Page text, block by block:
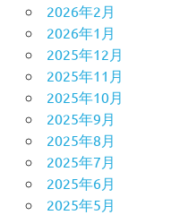
2026年2月
2026年1月
2025年12月
2025年11月
2025年10月
2025年9月
2025年8月
2025年7月
2025年6月
2025年5月